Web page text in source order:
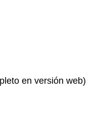
en versión web)